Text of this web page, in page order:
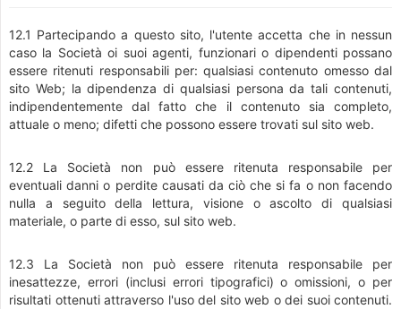
12.1 Partecipando a questo sito, l'utente accetta che in nessun
caso la Società oi suoi agenti, funzionari o dipendenti possano
essere ritenuti responsabili per: qualsiasi contenuto omesso dal
sito Web; la dipendenza di qualsiasi persona da tali contenuti,
indipendentemente dal fatto che il contenuto sia completo,
attuale o meno; difetti che possono essere trovati sul sito web.
12.2 La Società non può essere ritenuta responsabile per
eventuali danni o perdite causati da ciò che si fa o non facendo
nulla a seguito della lettura, visione o ascolto di qualsiasi
materiale, o parte di esso, sul sito web.
12.3 La Società non può essere ritenuta responsabile per
inesattezze, errori (inclusi errori tipografici) o omissioni, o per
risultati ottenuti attraverso l'uso del sito web o dei suoi contenuti.